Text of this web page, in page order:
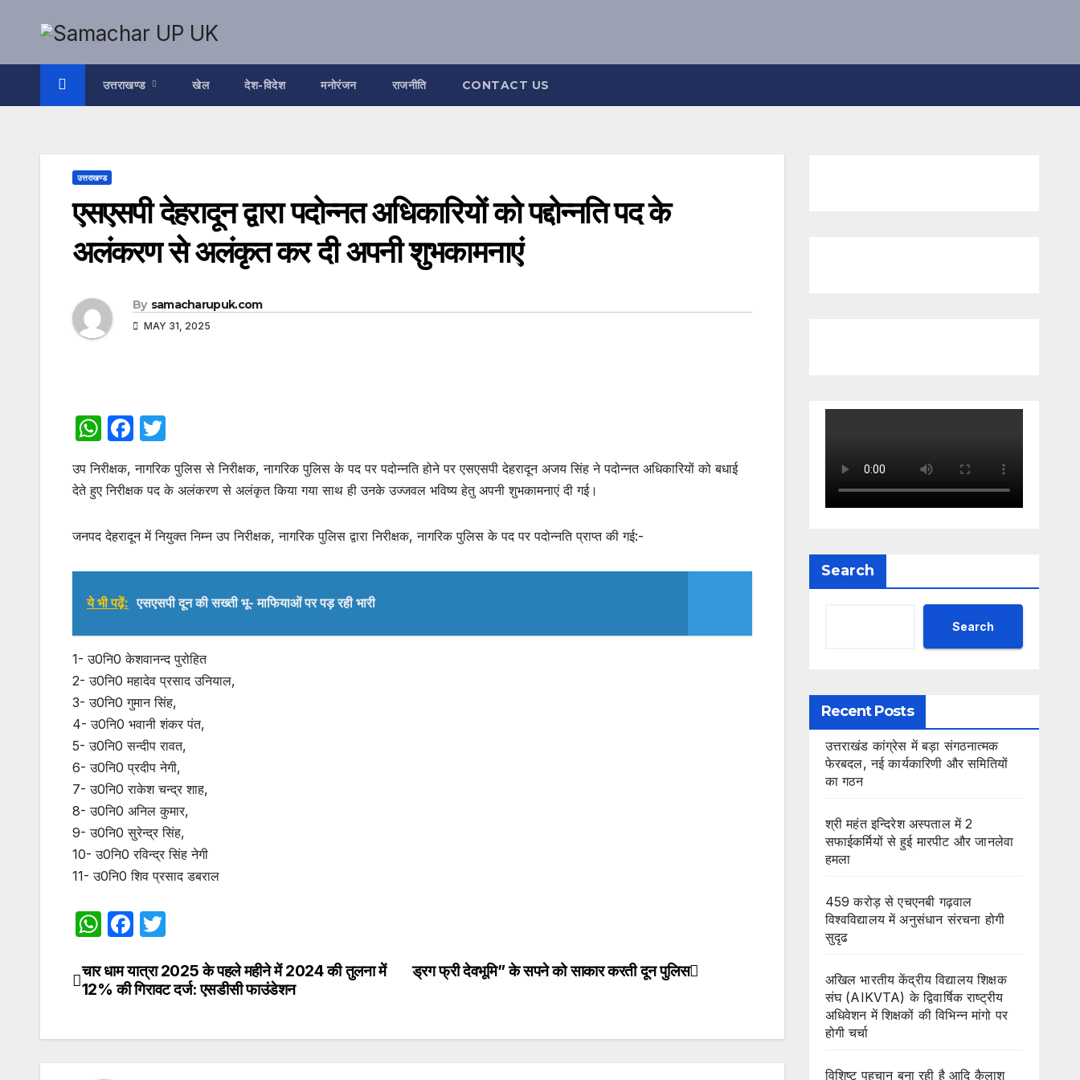
उत्तराखण्ड खेल देश-विदेश मनोरंजन राजनीति CONTACT US
उत्तराखण्ड
एसएसपी देहरादून द्वारा पदोन्नत अधिकारियों को पद्दोन्नति पद के
अलंकरण से अलंकृत कर दी अपनी शुभकामनाएं
By samacharupuk.com
MAY 31, 2025
W
h
at
s
A
F
c
e
b
k
w
itt
er
उप निरीक्षक, नागरिक पुलिस से निरीक्षक, नागरिक पुलिस के पद पर पदोन्नति होने पर एसएसपी देहरादून अजय सिंह ने पदोन्नत अधिकारियों को बधाई
देते हुए निरीक्षक पद के अलंकरण से अलंकृत किया गया साथ ही उनके उज्जवल भविष्य हेतु अपनी शुभकामनाएं दी गई।
जनपद देहरादून में नियुक्त निम्न उप निरीक्षक, नागरिक पुलिस द्वारा निरीक्षक, नागरिक पुलिस के पद पर पदोन्नति प्राप्त की गई:-
ये भी पढ़ें: एसएसपी दून की सख्ती भू- माफियाओं पर पड़ रही भारी
1- उ0नि0 केशवानन्द पुरोहित
2- उ0नि0 महादेव प्रसाद उनियाल,
3- उ0नि0 गुमान सिंह,
4- उ0नि0 भवानी शंकर पंत,
5- उ0नि0 सन्दीप रावत,
6- उ0नि0 प्रदीप नेगी,
7- उ0नि0 राकेश चन्द्र शाह,
8- उ0नि0 अनिल कुमार,
9- उ0नि0 सुरेन्द्र सिंह,
10- उ0नि0 रविन्द्र सिंह नेगी
11- उ0नि0 शिव प्रसाद डबराल
W
at
s
F
c
e
itt
er
Post
ड्रग फ्री देवभूमि” के सपने को साकार करती दून पुलिस
चार धाम यात्रा 2025 के पहले महीने में 2024 की तुलना में
12% की गिरावट दर्ज: एसडीसी फाउंडेशन
Search
Search
Recent Posts
उत्तराखंड कांग्रेस में बड़ा संगठनात्मक
फेरबदल, नई कार्यकारिणी और समितियों
का गठन
श्री महंत इन्दिरेश अस्पताल में 2
सफाईकर्मियों से हुई मारपीट और जानलेवा
हमला
459 करोड़ से एचएनबी गढ़वाल
विश्वविद्यालय में अनुसंधान संरचना होगी
सुदृढ
अखिल भारतीय केंद्रीय विद्यालय शिक्षक
संघ (AIKVTA) के द्विवार्षिक राष्ट्रीय
अधिवेशन में शिक्षकों की विभिन्न मांगो पर
होगी चर्चा
विशिष्ट पहचान बना रही है आदि कैलाश